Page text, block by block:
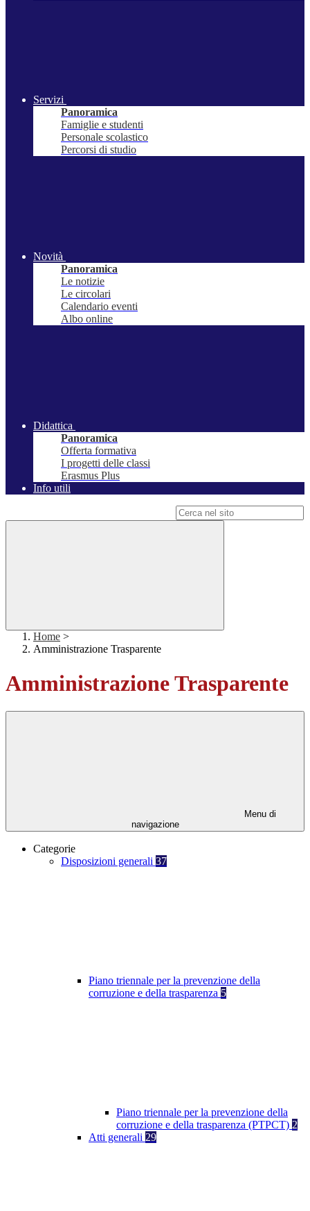
Servizi
Panoramica
Famiglie e studenti
Personale scolastico
Percorsi di studio
Novità
Panoramica
Le notizie
Le circolari
Calendario eventi
Albo online
Didattica
Panoramica
Offerta formativa
I progetti delle classi
Erasmus Plus
Info utili
Home >
Amministrazione Trasparente
Amministrazione Trasparente
Menu di
navigazione
Categorie
Disposizioni generali 37
Piano triennale per la prevenzione della
corruzione e della trasparenza 5
Piano triennale per la prevenzione della
corruzione e della trasparenza (PTPCT) 2
Atti generali 29